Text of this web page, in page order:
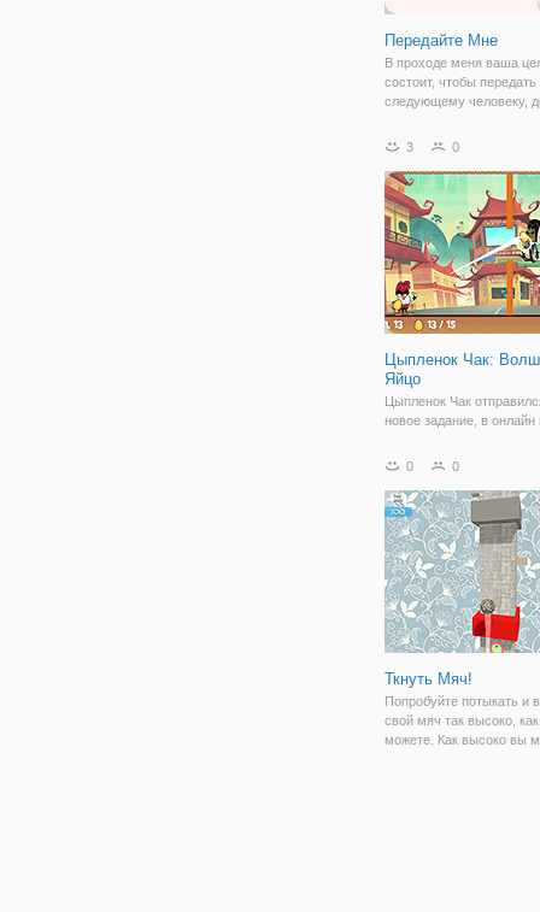
Передайте Мне
В проходе меня ваша
состоит, чтобы
следующему человеку,
препятствия
режим" - результат, как в
"бесконечный
3 0
Цыпленок Чак:
Яйцо
Цыпленок Чак
новое задание, в онлайн
Здесь вам предстоит
Дон, Декс, доктор Минго
только. Игра
0 0
Ткнуть Мяч!
Попробуйте потыкать и
свой мяч так высоко,
можете. Как высоко вы